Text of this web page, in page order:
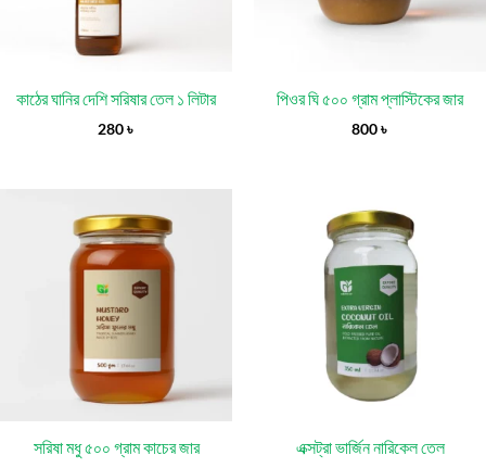
কাঠের ঘানির দেশি সরিষার তেল ১ লিটার
280৳
পিওর ঘি ৫০০ গ্রাম প্লাস্টিকের জার
800৳
সরিষা মধু ৫০০ গ্রাম কাচের জার এক্সট্রা ভার্জিন নারিকেল তেল